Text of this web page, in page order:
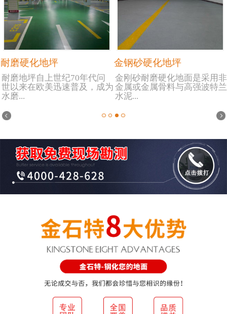
耐磨硬化地坪
耐磨地坪自上世纪70年代问
世以来在欧美迅速普及，成为
水磨...
金钢砂硬化地坪
金刚砂耐磨硬化地面是采用非
金属或金属骨料与高强波特兰
水泥...